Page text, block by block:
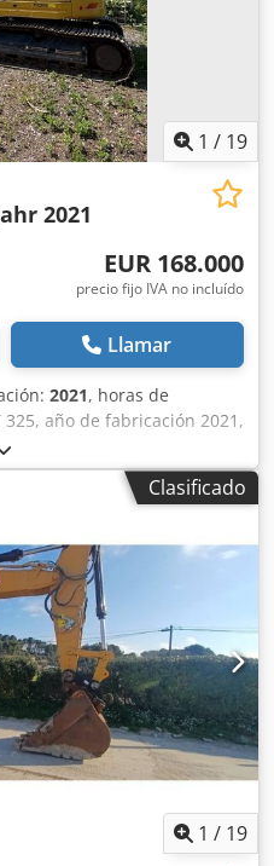
1 / 19
2021
EUR 168.000
precio fijo IVA no incluído
Llamar
2021, horas de
325, año de fabricación 2021,
Codpfxezg S Abs
operativo aproximado:
potencia del motor:
de combustible:
hidráulico:
máxima de
Certificación CE.
Clasificado
1 / 19